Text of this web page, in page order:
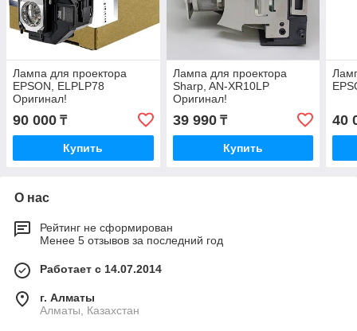
Лампа для проектора
EPSON, ELPLP78
Оригинал!
90 000 ₸
Купить
Лампа для проектора
Sharp, AN-XR10LP
Оригинал!
39 990₸
Купить
40
О нас
Рейтинг не сформирован
Менее 5 отзывов за последний год
Работает с 14.07.2014
г. Алматы
Алматы, Казахстан